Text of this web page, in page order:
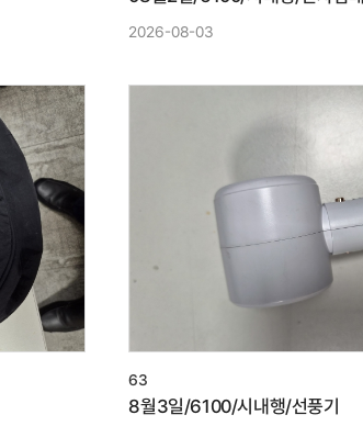
2026-08-03
63
8월3일/6100/시내행/선풍기